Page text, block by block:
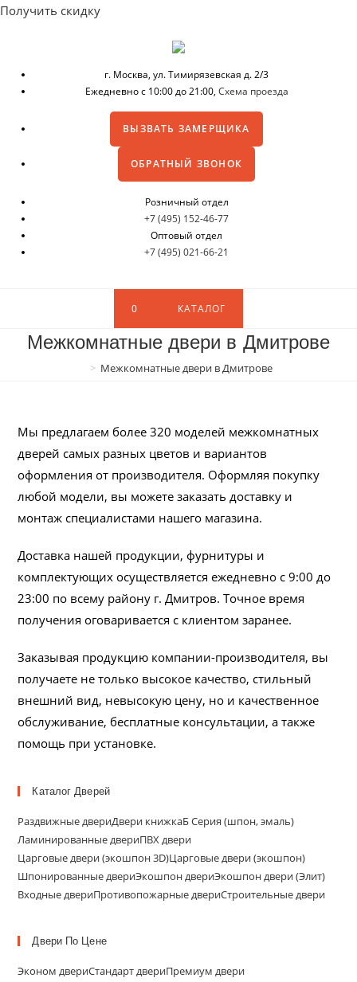
Получить скидку
г. Москва, ул. Тимирязевская д. 2/3
Ежедневно с 10:00 до 21:00, Схема проезда
ВЫЗВАТЬ ЗАМЕРЩИКА
ОБРАТНЫЙ ЗВОНОК
Розничный отдел
+7 (495) 152-46-77
Оптовый отдел
+7 (495) 021-66-21
0 КАТАЛОГ
Межкомнатные двери в Дмитрове
> Межкомнатные двери в Дмитрове
Мы предлагаем более 320 моделей межкомнатных
дверей самых разных цветов и вариантов
оформления от производителя. Оформляя покупку
любой модели, вы можете заказать доставку и
монтаж специалистами нашего магазина.
Доставка нашей продукции, фурнитуры и
комплектующих осуществляется ежедневно с 9:00 до
23:00 по всему району г. Дмитров. Точное время
получения оговаривается с клиентом заранее.
Заказывая продукцию компании-производителя, вы
получаете не только высокое качество, стильный
внешний вид, невысокую цену, но и качественное
обслуживание, бесплатные консультации, а также
помощь при установке.
Каталог Дверей
Раздвижные двериДвери книжкаБ Серия (шпон, эмаль)
Ламинированные двериПВХ двери
Царговые двери (экошпон 3D)Царговые двери (экошпон)
Шпонированные двериЭкошпон двериЭкошпон двери (Элит)
Входные двериПротивопожарные двериСтроительные двери
Двери По Цене
Эконом двериСтандарт двериПремиум двери